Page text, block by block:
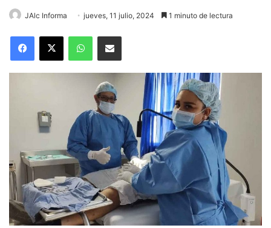
JAlc Informa jueves, 11 julio, 2024 1 minuto de lectura